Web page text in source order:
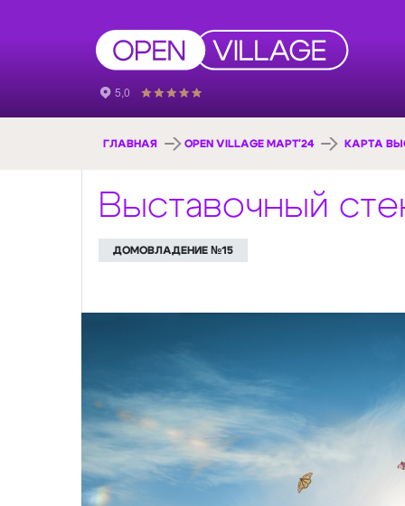
ГЛАВНАЯ OPEN VILLAGE МАРТ'24 КАРТА
Выставочный
ДОМОВЛАДЕНИЕ №15